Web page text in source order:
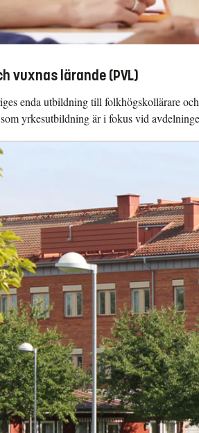
vuxnas lärande (PVL)
enda utbildning till folkhögskollärare
yrkesutbildning är i fokus vid